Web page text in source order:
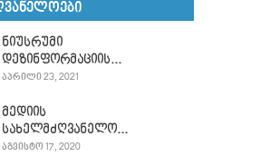
ნიუსრუმი
დეზინფორმაციის...
ᲐᲞᲠᲘᲚᲘ 23, 2021
მედიის
სახელმძღვანელო...
ᲐᲒᲕᲘᲡᲢᲝ 17, 2020